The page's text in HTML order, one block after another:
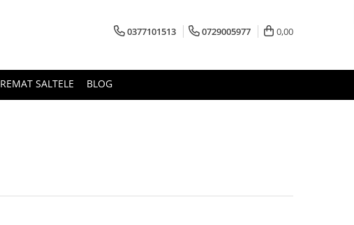
0377101513 0729005977 0,00
REMAT SALTELE BLOG